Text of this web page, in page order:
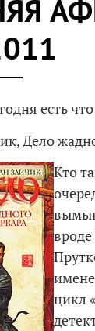
есть
Дело
Кто
цикл